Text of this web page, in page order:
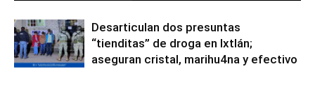
Desarticulan dos presuntas
“tienditas” de droga en Ixtlán;
aseguran cristal, marihu4na y efectivo